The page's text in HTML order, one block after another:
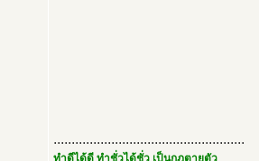
.....................................................
ทำดีได้ดี ทำชั่วได้ชั่ว เป็นกฎตายตัว